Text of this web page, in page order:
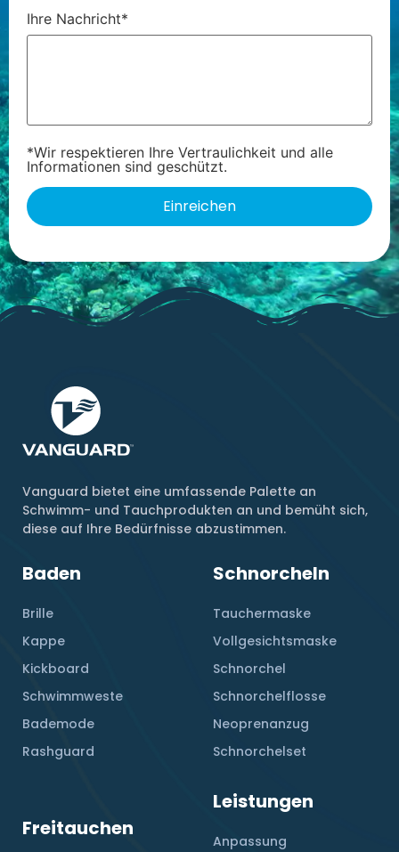
Ihre Nachricht*
*Wir respektieren Ihre Vertraulichkeit und alle
Informationen sind geschützt.
Vanguard bietet eine umfassende Palette an
Schwimm- und Tauchprodukten an und bemüht sich,
diese auf Ihre Bedürfnisse abzustimmen.
Baden
Brille
Kappe
Kickboard
Schwimmweste
Bademode
Rashguard
Schnorcheln
Tauchermaske
Vollgesichtsmaske
Schnorchel
Schnorchelflosse
Neoprenanzug
Schnorchelset
Freitauchen
Leistungen
Anpassung